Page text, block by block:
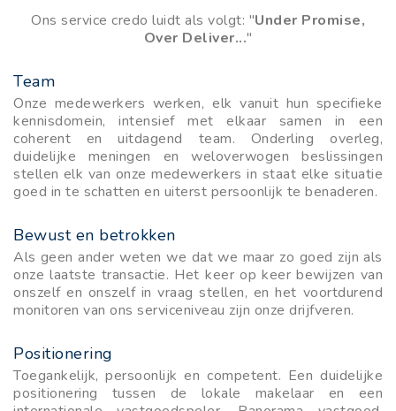
Ons service credo luidt als volgt: "Under Promise,
Over Deliver..."
Team
Onze medewerkers werken, elk vanuit hun specifieke
kennisdomein, intensief met elkaar samen in een
coherent en uitdagend team. Onderling overleg,
duidelijke meningen en weloverwogen beslissingen
stellen elk van onze medewerkers in staat elke situatie
goed in te schatten en uiterst persoonlijk te benaderen.
Bewust en betrokken
Als geen ander weten we dat we maar zo goed zijn als
onze laatste transactie. Het keer op keer bewijzen van
onszelf en onszelf in vraag stellen, en het voortdurend
monitoren van ons serviceniveau zijn onze drijfveren.
Positionering
Toegankelijk, persoonlijk en competent. Een duidelijke
positionering tussen de lokale makelaar en een